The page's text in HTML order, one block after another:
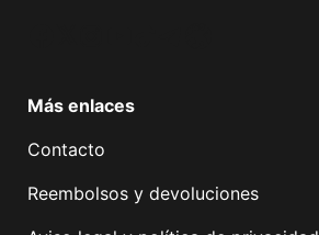
Más enlaces
Contacto
Reembolsos y devoluciones